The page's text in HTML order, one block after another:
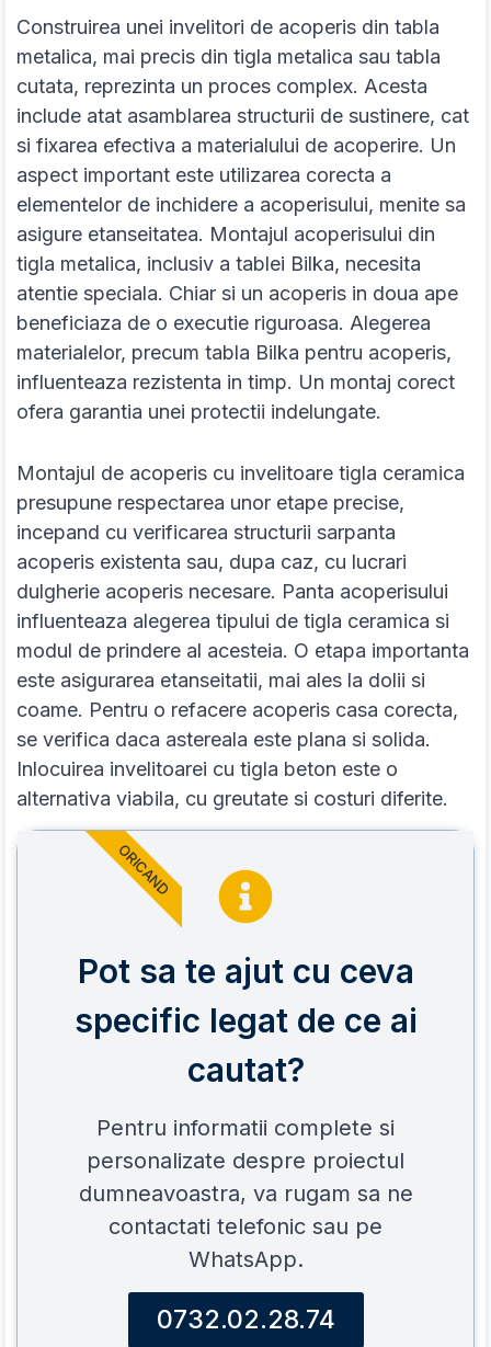
Construirea unei invelitori de acoperis din tabla
metalica, mai precis din tigla metalica sau tabla
cutata, reprezinta un proces complex. Acesta
include atat asamblarea structurii de sustinere, cat
si fixarea efectiva a materialului de acoperire. Un
aspect important este utilizarea corecta a
elementelor de inchidere a acoperisului, menite sa
asigure etanseitatea. Montajul acoperisului din
tigla metalica, inclusiv a tablei Bilka, necesita
atentie speciala. Chiar si un acoperis in doua ape
beneficiaza de o executie riguroasa. Alegerea
materialelor, precum tabla Bilka pentru acoperis,
influenteaza rezistenta in timp. Un montaj corect
ofera garantia unei protectii indelungate.
Montajul de acoperis cu invelitoare tigla ceramica
presupune respectarea unor etape precise,
incepand cu verificarea structurii sarpanta
acoperis existenta sau, dupa caz, cu lucrari
dulgherie acoperis necesare. Panta acoperisului
influenteaza alegerea tipului de tigla ceramica si
modul de prindere al acesteia. O etapa importanta
este asigurarea etanseitatii, mai ales la dolii si
coame. Pentru o refacere acoperis casa corecta,
se verifica daca astereala este plana si solida.
Inlocuirea invelitoarei cu tigla beton este o
alternativa viabila, cu greutate si costuri diferite.
Pot sa te ajut cu ceva
specific legat de ce ai
cautat?
Pentru informatii complete si
personalizate despre proiectul
dumneavoastra, va rugam sa ne
contactati telefonic sau pe
WhatsApp.
0732.02.28.74
ORICAND